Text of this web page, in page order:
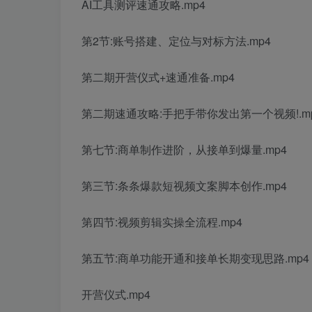
AI工具测评速通攻略.mp4
第2节:账号搭建、定位与对标方法.mp4
第二期开营仪式+速通准备.mp4
第二期速通攻略:手把手带你发出第一个视频
第七节:商单制作进阶，从接单到爆量.mp4
第三节:条条爆款短视频文案脚本创作.mp4
第四节:视频剪辑实操全流程.mp4
第五节:商单功能开通和接单长期变现思路.mp4
开营仪式.mp4